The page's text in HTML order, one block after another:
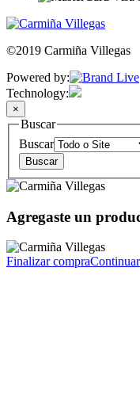
©2019 Carmiña Villegas
Powered by:
Technology:
×
Buscar
Buscar
Agregaste un
Finalizar compra